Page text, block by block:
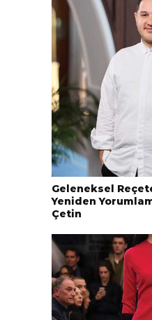
Geleneksel
Yeniden
Çetin